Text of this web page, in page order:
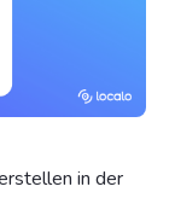
in der